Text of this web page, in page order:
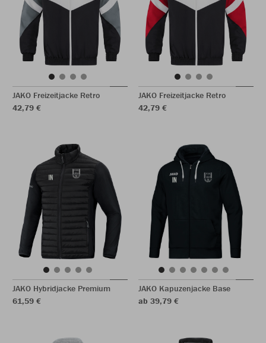
JAKO Freizeitjacke Retro
42,79 €
JAKO Freizeitjacke Retro
42,79 €
JAKO Hybridjacke Premium
61,59 €
JAKO Kapuzenjacke Base
ab 39,79 €